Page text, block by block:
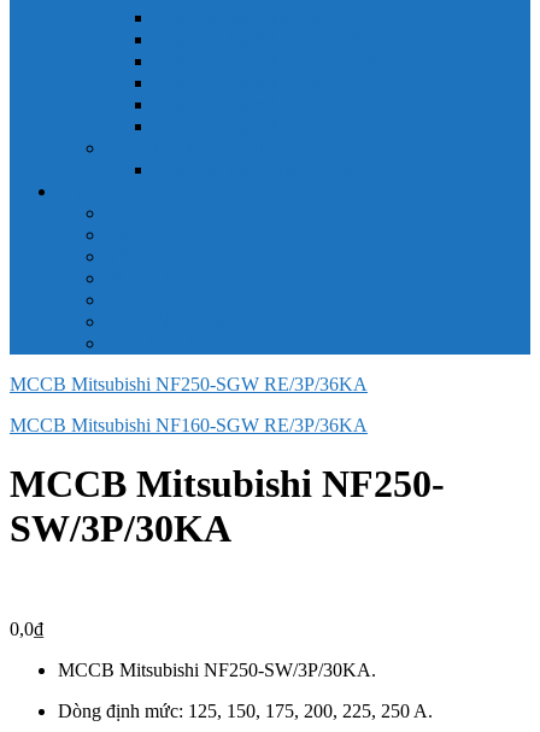
MCCB Mitsubishi NF250-SGW RE/3P/36KA
MCCB Mitsubishi NF160-SGW RE/3P/36KA
MCCB Mitsubishi NF250-
SW/3P/30KA
0,0₫
MCCB Mitsubishi NF250-SW/3P/30KA.
Dòng định mức: 125, 150, 175, 200, 225, 250 A.